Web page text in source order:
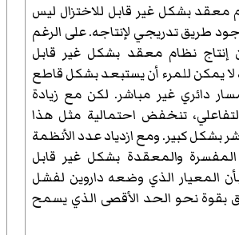
معقد بشكل غير قابل للاختزال ليس
طريق تدريجي لإنتاجه. على الرغم
إنتاج نظام معقد بشكل غير قابل
لا يمكن للمرء أن يستبعد بشكل قاطع
دائري غير مباشر. لكن مع زيادة
تنخفض احتمالية مثل هذا
بشكل كبير. ومع ازدياد عدد الأنظمة
المفسرة والمعقدة بشكل غير قابل
بأن المعيار الذي وضعه داروين لفشل
بقوة نحو الحد الأقصى الذي يسمح